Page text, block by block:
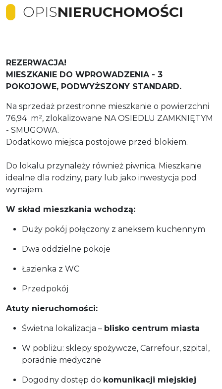
OPISNIERUCHOMOŚCI
REZERWACJA!
MIESZKANIE DO WPROWADZENIA - 3
POKOJOWE, PODWYŻSZONY STANDARD.
Na sprzedaż przestronne mieszkanie o powierzchni
76,94 m², zlokalizowane NA OSIEDLU ZAMKNIĘTYM
- SMUGOWA.
Dodatkowo miejsca postojowe przed blokiem.
Do lokalu przynależy również piwnica. Mieszkanie
idealne dla rodziny, pary lub jako inwestycja pod
wynajem.
W skład mieszkania wchodzą:
Duży pokój połączony z aneksem kuchennym
Dwa oddzielne pokoje
Łazienka z WC
Przedpokój
Atuty nieruchomości:
Świetna lokalizacja – blisko centrum miasta
W pobliżu: sklepy spożywcze, Carrefour, szpital,
poradnie medyczne
Dogodny dostęp do komunikacji miejskiej